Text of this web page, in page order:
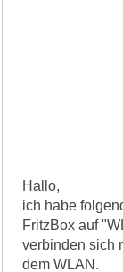
Hallo,
ich habe
FritzBox auf
verbinden sich
dem WLAN.